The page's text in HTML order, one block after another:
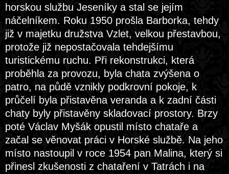
horskou službu Jeseníky a stal se jejím
náčelníkem. Roku 1950 prošla Barborka, tehdy
již v majetku družstva Vzlet, velkou přestavbou,
protože již nepostačovala tehdejšímu
turistickému ruchu. Při rekonstrukci, která
proběhla za provozu, byla chata zvýšena o
patro, na půdě vznikly podkrovní pokoje, k
průčelí byla přistavěna veranda a k zadní části
chaty byly přistavěny skladovací prostory. Brzy
poté Václav Myšák opustil místo chataře a
začal se věnovat práci v Horské službě. Na jeho
místo nastoupil v roce 1954 pan Malina, který si
přinesl zkušenosti z chataření v Tatrách i na